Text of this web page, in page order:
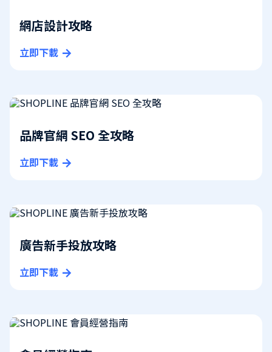
網店設計攻略
立即下載
品牌官網 SEO 全攻略
立即下載
廣告新手投放攻略
立即下載